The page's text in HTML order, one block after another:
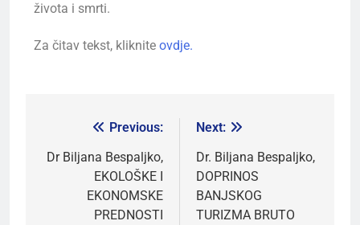
života i smrti.
Za čitav tekst, kliknite ovdje.
Previous:
Dr Biljana Bespaljko,
EKOLOŠKE I
EKONOMSKE
PREDNOSTI
Next:
Dr. Biljana Bespaljko,
DOPRINOS
BANJSKOG
TURIZMA BRUTO